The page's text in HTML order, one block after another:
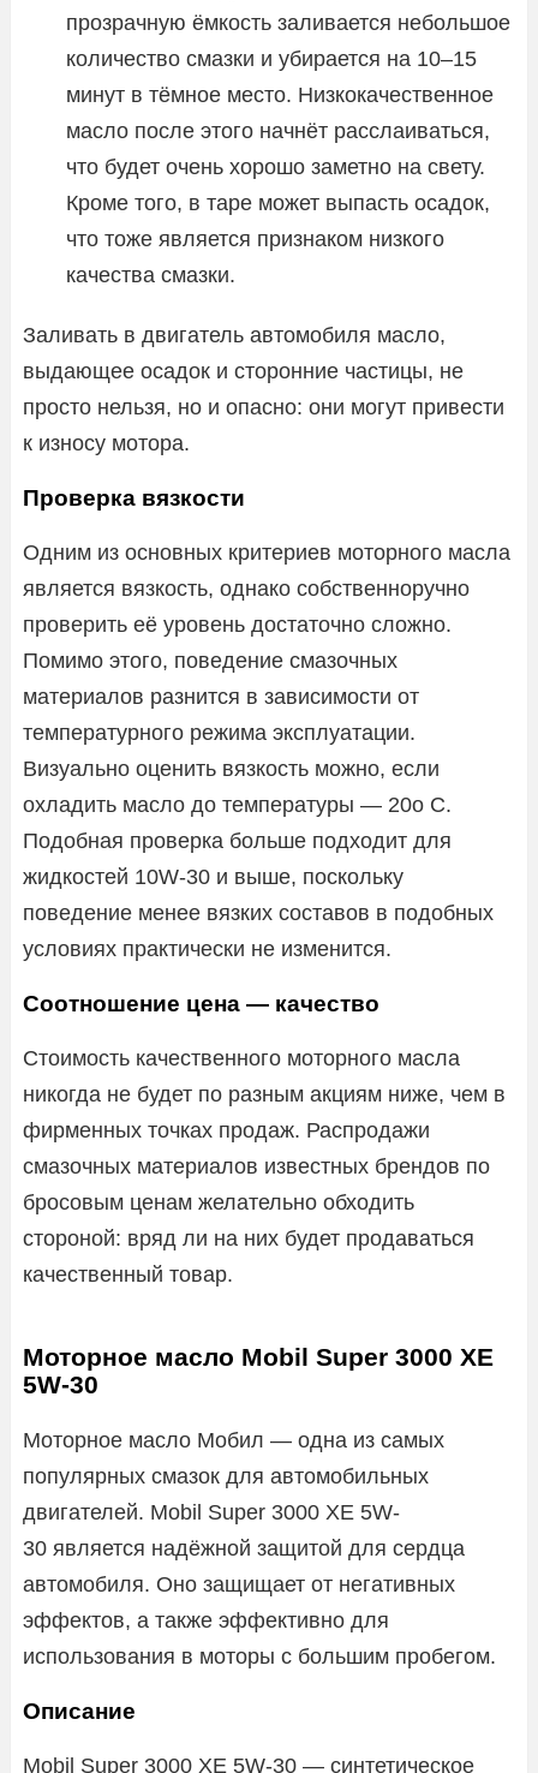
прозрачную ёмкость заливается небольшое
количество смазки и убирается на 10–15
минут в тёмное место. Низкокачественное
масло после этого начнёт расслаиваться,
что будет очень хорошо заметно на свету.
Кроме того, в таре может выпасть осадок,
что тоже является признаком низкого
качества смазки.
Заливать в двигатель автомобиля масло,
выдающее осадок и сторонние частицы, не
просто нельзя, но и опасно: они могут привести
к износу мотора.
Проверка вязкости
Одним из основных критериев моторного масла
является вязкость, однако собственноручно
проверить её уровень достаточно сложно.
Помимо этого, поведение смазочных
материалов разнится в зависимости от
температурного режима эксплуатации.
Визуально оценить вязкость можно, если
охладить масло до температуры — 20о С.
Подобная проверка больше подходит для
жидкостей 10W-30 и выше, поскольку
поведение менее вязких составов в подобных
условиях практически не изменится.
Соотношение цена — качество
Стоимость качественного моторного масла
никогда не будет по разным акциям ниже, чем в
фирменных точках продаж. Распродажи
смазочных материалов известных брендов по
бросовым ценам желательно обходить
стороной: вряд ли на них будет продаваться
качественный товар.
Моторное масло Mobil Super 3000 XE
5W-30
Моторное масло Мобил — одна из самых
популярных смазок для автомобильных
двигателей. Mobil Super 3000 XE 5W-
30 является надёжной защитой для сердца
автомобиля. Оно защищает от негативных
эффектов, а также эффективно для
использования в моторы с большим пробегом.
Описание
Mobil Super 3000 XE 5W-30 — синтетическое